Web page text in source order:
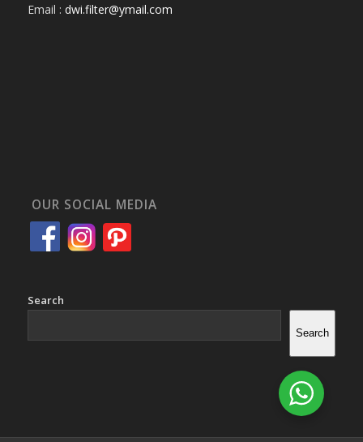
Email : dwi.filter@ymail.com
OUR SOCIAL MEDIA
Search
Search